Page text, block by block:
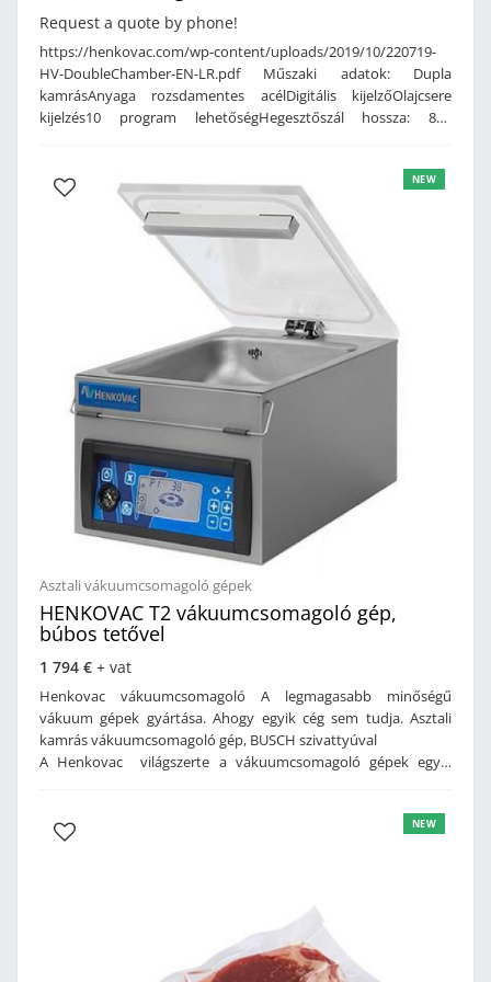
Request a quote by phone!
https://henkovac.com/wp-content/uploads/2019/10/220719-
HV-DoubleChamber-EN-LR.pdf Műszaki adatok: Dupla
kamrásAnyaga rozsdamentes acélDigitális kijelzőOlajcsere
kijelzés10 program lehetőségHegesztőszál hossza: 820
nagyobb kapacitású vákuum szivattyúval is rendelhető)BUSCH
vákuumszivattyúvalMérete: 1865 x 1100 x 1170 mmSúly: 600 Kg
Asztali vákuumcsomagoló gépek
HENKOVAC T2 vákuumcsomagoló gép,
búbos tetővel
1 794 € + vat
Henkovac vákuumcsomagoló A legmagasabb minőségű
vákuum gépek gyártása. Ahogy egyik cég sem tudja. Asztali
kamrás vákuumcsomagoló gép, BUSCH szivattyúval
A Henkovac világszerte a vákuumcsomagoló gépek egyik
tartósság, megbízhatóság. Vákuumcsomagoló gépeit is ezen
A tökéletes vákuumszívásért a nagy teljesítményű,
világbajnok BUSCH szivattyú felel. A gép különleges
NEW
NEW